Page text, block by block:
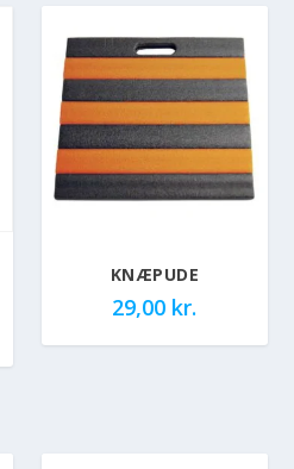
KNÆPUDE
29,00 kr.